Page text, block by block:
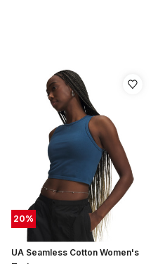
20%
UA Seamless Cotton Women's